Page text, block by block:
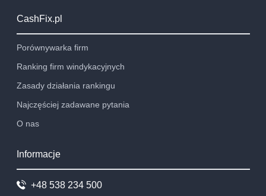
CashFix.pl
Porównywarka firm
Ranking firm windykacyjnych
Zasady działania rankingu
Najczęściej zadawane pytania
O nas
Informacje
+48 538 234 500